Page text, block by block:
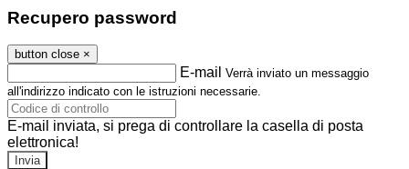
Recupero password
button close ×
E-mail Verrà inviato un messaggio
all'indirizzo indicato con le istruzioni necessarie.
E-mail inviata, si prega di controllare la casella di posta
elettronica!